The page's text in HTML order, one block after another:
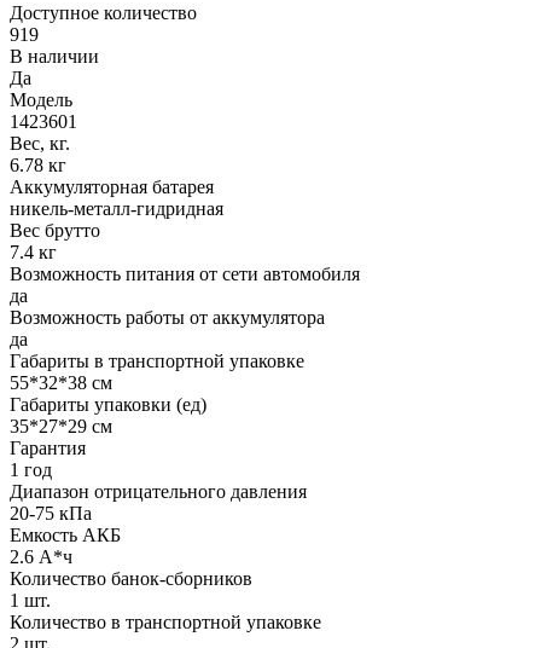
Доступное количество
919
В наличии
Да
Модель
1423601
Вес, кг.
6.78 кг
Аккумуляторная батарея
никель-металл-гидридная
Вес брутто
7.4 кг
Возможность питания от сети автомобиля
да
Возможность работы от аккумулятора
да
Габариты в транспортной упаковке
55*32*38 см
Габариты упаковки (ед)
35*27*29 см
Гарантия
1 год
Диапазон отрицательного давления
20-75 кПа
Емкость АКБ
2.6 А*ч
Количество банок-сборников
1 шт.
Количество в транспортной упаковке
2 шт.